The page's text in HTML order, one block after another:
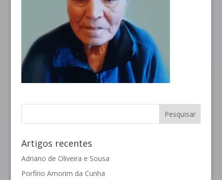
Artigos recentes
Adriano de Oliveira e Sousa
Porfírio Amorim da Cunha